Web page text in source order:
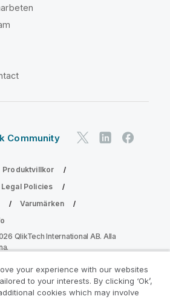
Community
Produktvillkor
Legal Policies
Varumärken
QlikTech International AB. Alla
Analytics
your experience with our websites
to your interests. By clicking ‘Ok’,
cookies which may involve